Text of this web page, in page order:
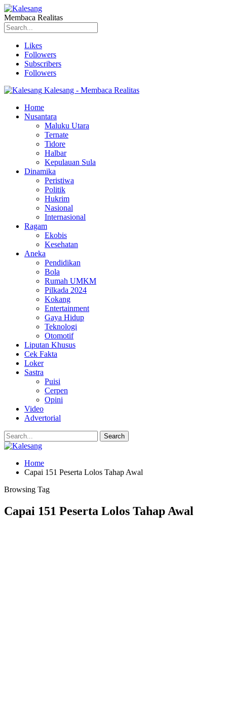
Membaca Realitas
Likes
Followers
Subscribers
Followers
Kalesang - Membaca Realitas
Home
Nusantara
Maluku Utara
Ternate
Tidore
Halbar
Kepulauan Sula
Dinamika
Peristiwa
Politik
Hukrim
Nasional
Internasional
Ragam
Ekobis
Kesehatan
Aneka
Pendidikan
Bola
Rumah UMKM
Pilkada 2024
Kokang
Entertainment
Gaya Hidup
Teknologi
Otomotif
Liputan Khusus
Cek Fakta
Loker
Sastra
Puisi
Cerpen
Opini
Video
Advertorial
Home
Capai 151 Peserta Lolos Tahap Awal
Browsing Tag
Capai 151 Peserta Lolos Tahap Awal